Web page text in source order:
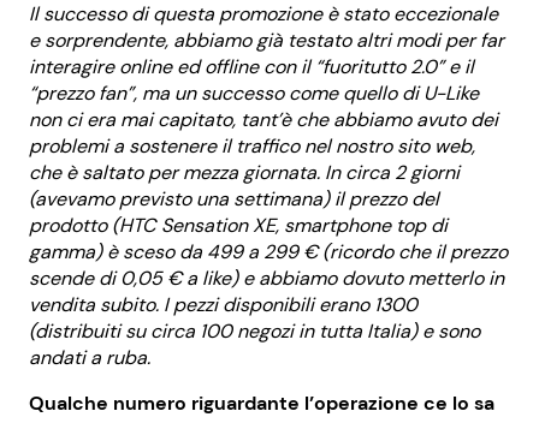
Il successo di questa promozione è stato eccezionale
e sorprendente, abbiamo già testato altri modi per far
interagire online ed offline con il “fuoritutto 2.0” e il
“prezzo fan”, ma un successo come quello di U-Like
non ci era mai capitato, tant’è che abbiamo avuto dei
problemi a sostenere il traffico nel nostro sito web,
che è saltato per mezza giornata. In circa 2 giorni
(avevamo previsto una settimana) il prezzo del
prodotto (HTC Sensation XE, smartphone top di
gamma) è sceso da 499 a 299 € (ricordo che il prezzo
scende di 0,05 € a like) e abbiamo dovuto metterlo in
vendita subito. I pezzi disponibili erano 1300
(distribuiti su circa 100 negozi in tutta Italia) e sono
andati a ruba.
Qualche numero riguardante l’operazione ce lo sa